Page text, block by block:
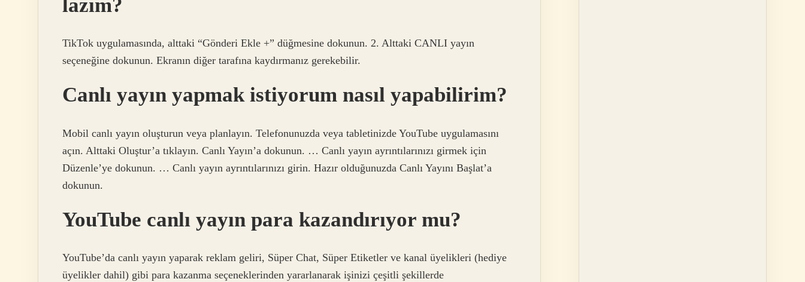
lazım?
TikTok uygulamasında, alttaki “Gönderi Ekle +” düğmesine dokunun. 2. Alttaki CANLI yayın
seçeneğine dokunun. Ekranın diğer tarafına kaydırmanız gerekebilir.
Canlı yayın yapmak istiyorum nasıl yapabilirim?
Mobil canlı yayın oluşturun veya planlayın. Telefonunuzda veya tabletinizde YouTube uygulamasını
açın. Alttaki Oluştur’a tıklayın. Canlı Yayın’a dokunun. … Canlı yayın ayrıntılarınızı girmek için
Düzenle’ye dokunun. … Canlı yayın ayrıntılarınızı girin. Hazır olduğunuzda Canlı Yayını Başlat’a
dokunun.
YouTube canlı yayın para kazandırıyor mu?
YouTube’da canlı yayın yaparak reklam geliri, Süper Chat, Süper Etiketler ve kanal üyelikleri (hediye
üyelikler dahil) gibi para kazanma seçeneklerinden yararlanarak işinizi çeşitli şekillerde